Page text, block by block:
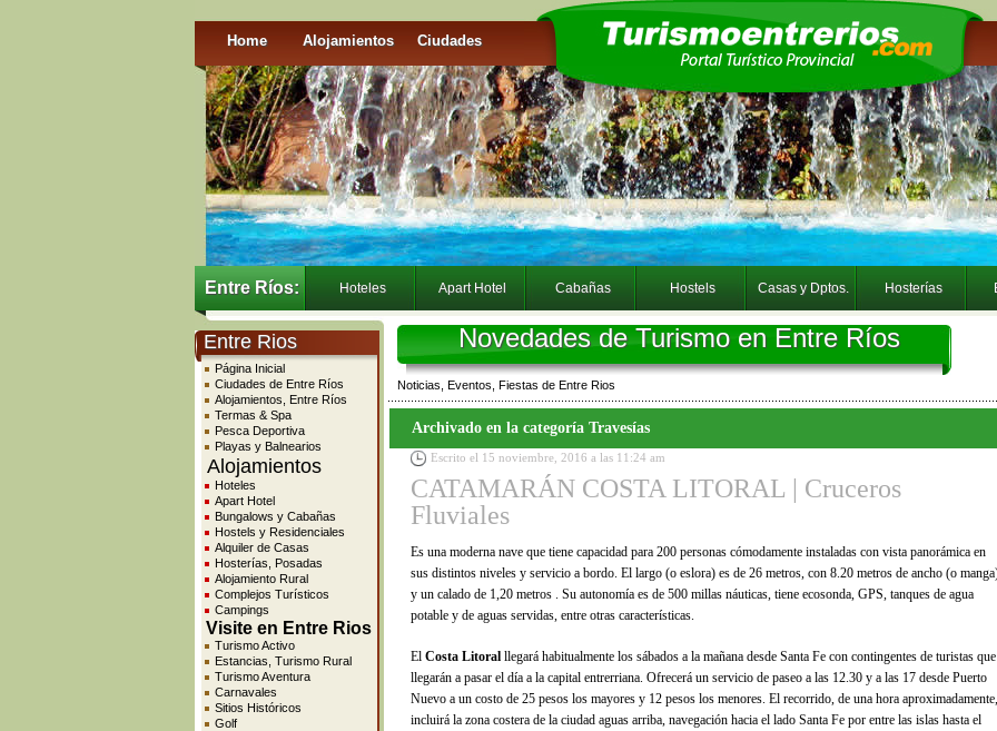
Home Alojamientos Ciudades
Entre Ríos: Hoteles Apart Hotel Cabañas Hostels Casas y Dptos. Hosterías
Entre Rios
Página Inicial
Ciudades de Entre Ríos
Alojamientos, Entre Ríos
Termas & Spa
Pesca Deportiva
Playas y Balnearios
Alojamientos
Hoteles
Apart Hotel
Bungalows y Cabañas
Hostels y Residenciales
Alquiler de Casas
Hosterías, Posadas
Alojamiento Rural
Complejos Turísticos
Campings
Visite en Entre Rios
Turismo Activo
Estancias, Turismo Rural
Turismo Aventura
Carnavales
Sitios Históricos
Golf
Novedades de Turismo en Entre Ríos
Noticias, Eventos, Fiestas de Entre Rios
Archivado en la categoría Travesías
Escrito el 15 noviembre, 2016 a las 11:24 am
CATAMARÁN COSTA LITORAL | Cruceros
Fluviales
Es una moderna nave que tiene capacidad para 200 personas cómodamente instaladas con vista panorámica en
sus distintos niveles y servicio a bordo. El largo (o eslora) es de 26 metros, con 8.20 metros de ancho (o
y un calado de 1,20 metros . Su autonomía es de 500 millas náuticas, tiene ecosonda, GPS, tanques de agua
potable y de aguas servidas, entre otras características.
El Costa Litoral llegará habitualmente los sábados a la mañana desde Santa Fe con contingentes de turistas que
llegarán a pasar el día a la capital entrerriana. Ofrecerá un servicio de paseo a las 12.30 y a las 17 desde Puerto
Nuevo a un costo de 25 pesos los mayores y 12 pesos los menores. El recorrido, de una hora aproximadamente,
incluirá la zona costera de la ciudad aguas arriba, navegación hacia el lado Santa Fe por entre las islas hasta el